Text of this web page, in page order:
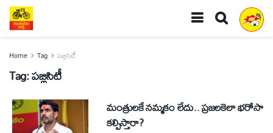
Home Tag పబ్లిసిటీ
Tag:పబ్లిసిటీ
మంత్రులకే నమ్మకం లేదు.. ప్రజలకెలా భరోసా
కల్పిస్తారా?